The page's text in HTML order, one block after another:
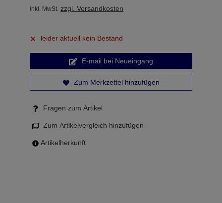
inkl. MwSt. zzgl. Versandkosten
leider aktuell kein Bestand
E-mail bei Neueingang
Zum Merkzettel hinzufügen
Fragen zum Artikel
Zum Artikelvergleich hinzufügen
Artikelherkunft